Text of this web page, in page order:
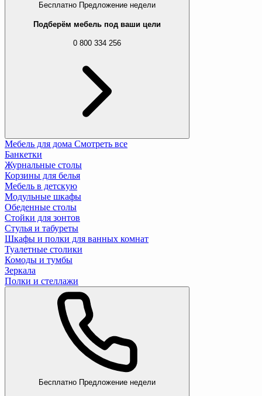
Бесплатно Предложение недели
Подберём мебель под ваши цели
0 800 334 256
Мебель для дома Смотреть все
Банкетки
Журнальные столы
Корзины для белья
Мебель в детскую
Модульные шкафы
Обеденные столы
Стойки для зонтов
Стулья и табуреты
Шкафы и полки для ванных комнат
Туалетные столики
Комоды и тумбы
Зеркала
Полки и стеллажи
Бесплатно Предложение недели